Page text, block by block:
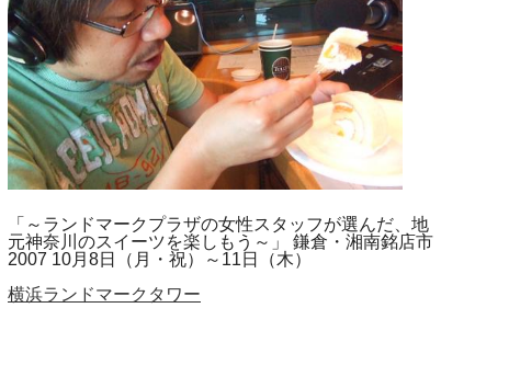
「～ランドマークプラザの女性スタッフが選んだ、地
元神奈川のスイーツを楽しもう～」 鎌倉・湘南銘店市
2007 10月8日（月・祝）～11日（木）
横浜ランドマークタワー